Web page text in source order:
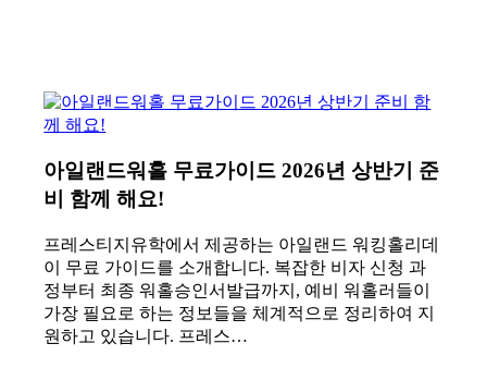
아일랜드워홀 무료가이드 2026년 상반기 준
비 함께 해요!
프레스티지유학에서 제공하는 아일랜드 워킹홀리데
이 무료 가이드를 소개합니다. 복잡한 비자 신청 과
정부터 최종 워홀승인서발급까지, 예비 워홀러들이
가장 필요로 하는 정보들을 체계적으로 정리하여 지
원하고 있습니다. 프레스…